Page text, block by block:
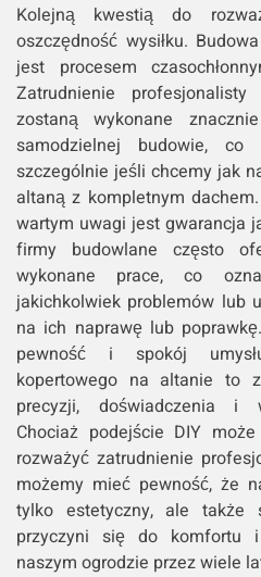
Kolejną kwestią do
oszczędność wysiłku.
jest procesem
Zatrudnienie
zostaną wykonane
samodzielnej budowie,
szczególnie jeśli chcemy jak
altaną z kompletnym
wartym uwagi jest gwarancja
firmy budowlane często
wykonane prace, co
jakichkolwiek problemów lub
na ich naprawę lub
pewność i spokój
kopertowego na altanie to
precyzji, doświadczenia i
Chociaż podejście DIY
rozważyć zatrudnienie
możemy mieć pewność, że
tylko estetyczny, ale także
przyczyni się do komfortu
naszym ogrodzie przez wiele